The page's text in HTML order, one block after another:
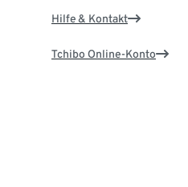
Hilfe & Kontakt
Tchibo Online-Konto